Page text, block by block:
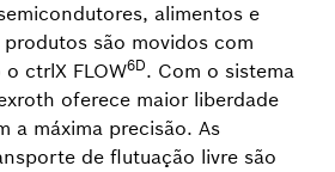
alimentos e
são movidos com
ctrlX FLOW6D. Com o sistema
oferece maior liberdade
a máxima precisão. As
de flutuação livre são